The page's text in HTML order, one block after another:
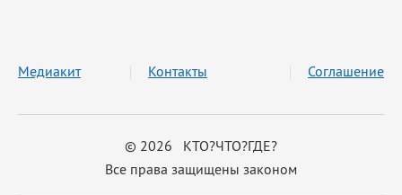
© 2026 КТО?ЧТО?ГДЕ?
Все права защищены законом
Медиакит Контакты Соглашение